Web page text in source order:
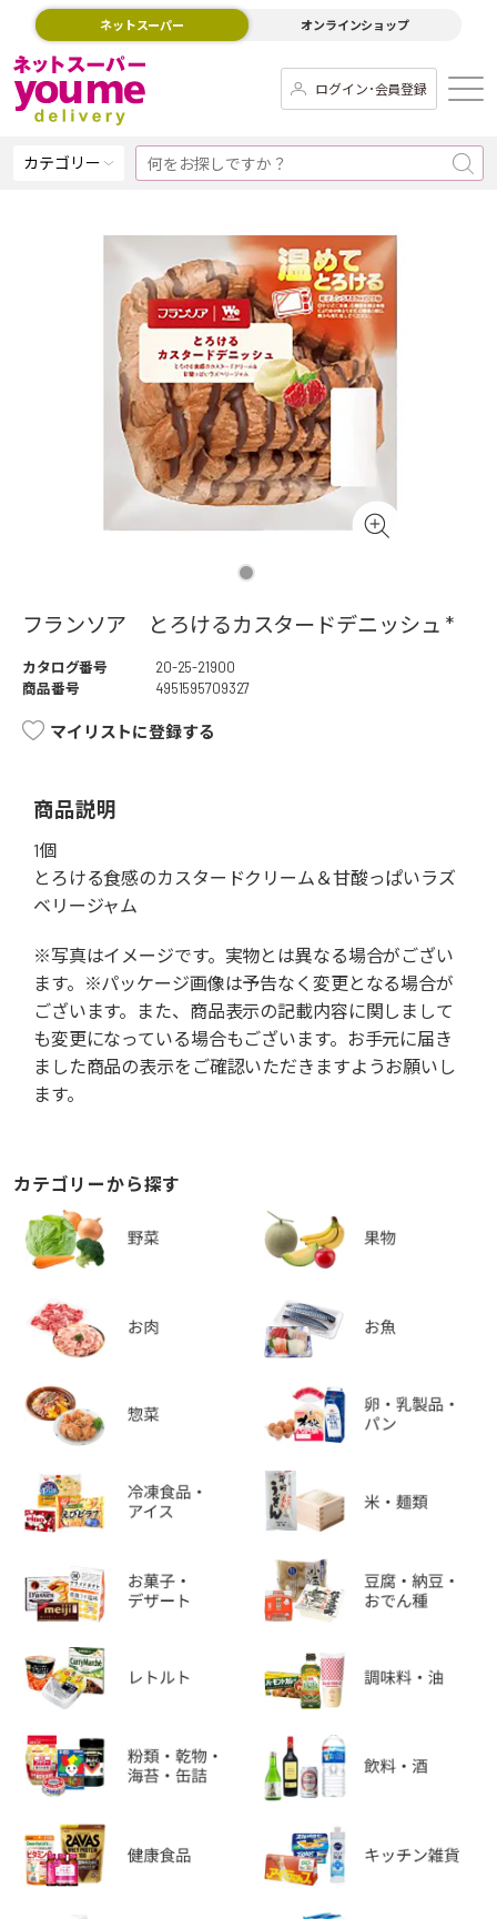
ネットスーパー オンラインショップ
ログイン･会員登録
カテゴリー
フランソア とろけるカスタードデニッシュ *
カタログ番号
20-25-21900
商品番号
4951595709327
マイリストに登録する
商品説明
1個
とろける食感のカスタードクリーム＆甘酸っぱいラズ
ベリージャム
※写真はイメージです。実物とは異なる場合がござい
ます。※パッケージ画像は予告なく変更となる場合が
ございます。また、商品表示の記載内容に関しまして
も変更になっている場合もございます。お手元に届き
ました商品の表示をご確認いただきますようお願いし
ます。
カテゴリーから探す